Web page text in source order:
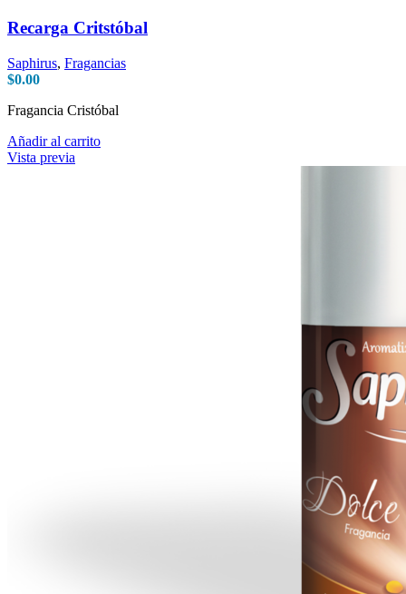
Recarga Critstóbal
Saphirus, Fragancias
$0.00
Fragancia Cristóbal
Añadir al carrito
Vista previa